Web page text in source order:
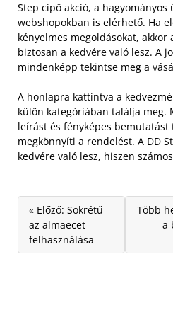
Step cipő akció, a hagyományos
webshopokban is elérhető. Ha
kényelmes megoldásokat,
biztosan a kedvére való lesz. A
mindenképp tekintse meg a
A honlapra kattintva a
külön kategóriában találja meg.
leírást és fényképes
megkönnyíti a rendelést. A DD
kedvére való lesz, hiszen
« Előző: Sokrétű
az almaecet
felhasználása
Több
a